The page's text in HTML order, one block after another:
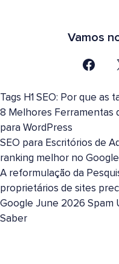
Vamos
Tags H1 SEO: Por que as
8 Melhores Ferramentas
para WordPress
SEO para Escritórios de
ranking melhor no
A reformulação da
proprietários de sites
Google June 2026 Spam
Saber